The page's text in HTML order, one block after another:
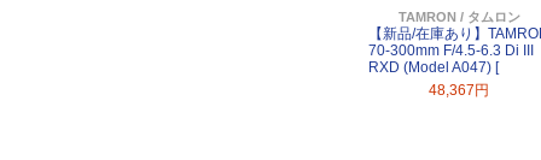
TAMRON / タムロン
【新品/在庫あり】
70-300mm F/4.5-6.3 Di III
RXD (Model A047) [
48,367円